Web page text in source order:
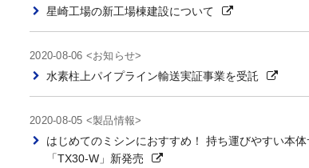
星崎工場の新工場棟建設について
2020-08-06 <お知らせ>
水素柱上パイプライン輸送実証事業を受託
2020-08-05 <製品情報>
はじめてのミシンにおすすめ！ 持ち運びやすい本
「TX30-W」新発売